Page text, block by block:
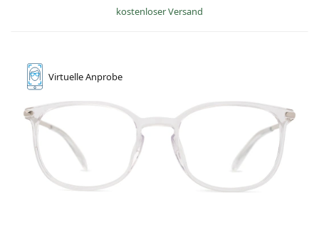
kostenloser Versand
VirtuelleAnprobe